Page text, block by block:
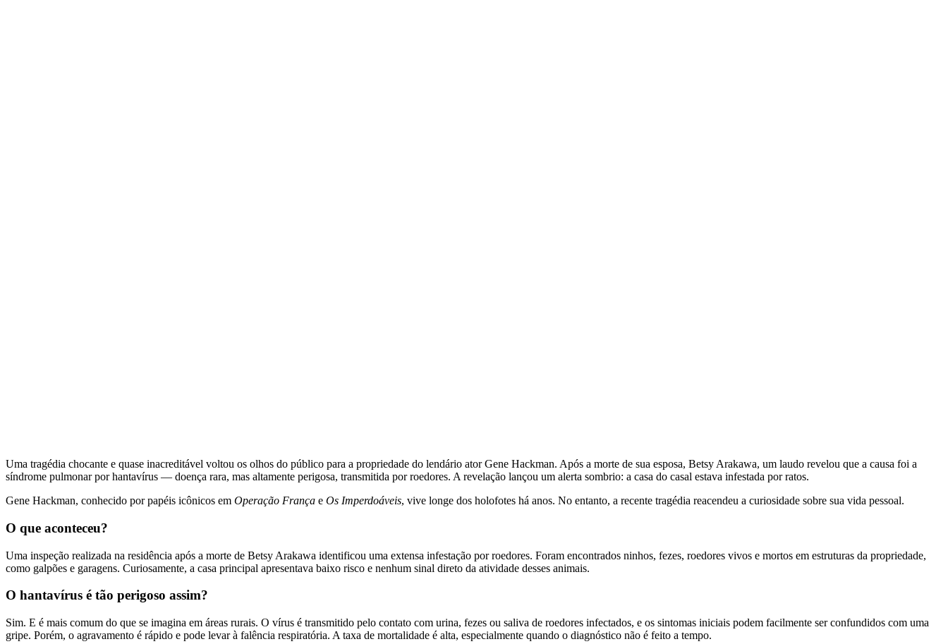
Uma tragédia chocante e quase inacreditável voltou os olhos do público para a propriedade do lendário ator Gene Hackman. Após a morte de sua esposa, Betsy Arakawa, um laudo revelou que a causa foi a
síndrome pulmonar por hantavírus — doença rara, mas altamente perigosa, transmitida por roedores. A revelação lançou um alerta sombrio: a casa do casal estava infestada por ratos.
Gene Hackman, conhecido por papéis icônicos em Operação França e Os Imperdoáveis, vive longe dos holofotes há anos. No entanto, a recente tragédia reacendeu a curiosidade sobre sua vida pessoal.
O que aconteceu?
Uma inspeção realizada na residência após a morte de Betsy Arakawa identificou uma extensa infestação por roedores. Foram encontrados ninhos, fezes, roedores vivos e mortos em estruturas da propriedade,
como galpões e garagens. Curiosamente, a casa principal apresentava baixo risco e nenhum sinal direto da atividade desses animais.
O hantavírus é tão perigoso assim?
Sim. E é mais comum do que se imagina em áreas rurais. O vírus é transmitido pelo contato com urina, fezes ou saliva de roedores infectados, e os sintomas iniciais podem facilmente ser confundidos com uma
gripe. Porém, o agravamento é rápido e pode levar à falência respiratória. A taxa de mortalidade é alta, especialmente quando o diagnóstico não é feito a tempo.